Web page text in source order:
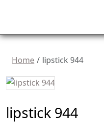
Home lipstick 944
lipstick 944